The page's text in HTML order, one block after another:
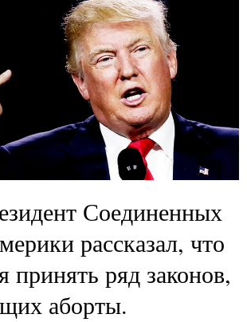
Соединенных
рассказал, что
принять ряд законов,
аборты.